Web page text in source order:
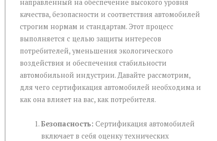
направленный на обеспечение высокого уровня
качества, безопасности и соответствия автомобилей
строгим нормам и стандартам. Этот процесс
выполняется с целью защиты интересов
потребителей, уменьшения экологического
воздействия и обеспечения стабильности
автомобильной индустрии. Давайте рассмотрим,
для чего сертификация автомобилей необходима и
как она влияет на вас, как потребителя.
Безопасность: Сертификация автомобилей
включает в себя оценку технических